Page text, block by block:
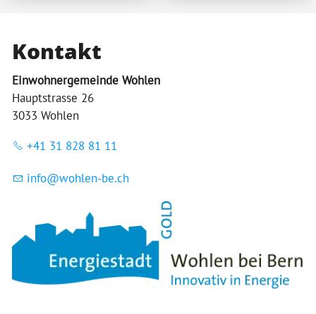
Kontakt
Einwohnergemeinde Wohlen
Hauptstrasse 26
3033 Wohlen
+41 31 828 81 11
nf w hl n-b ch